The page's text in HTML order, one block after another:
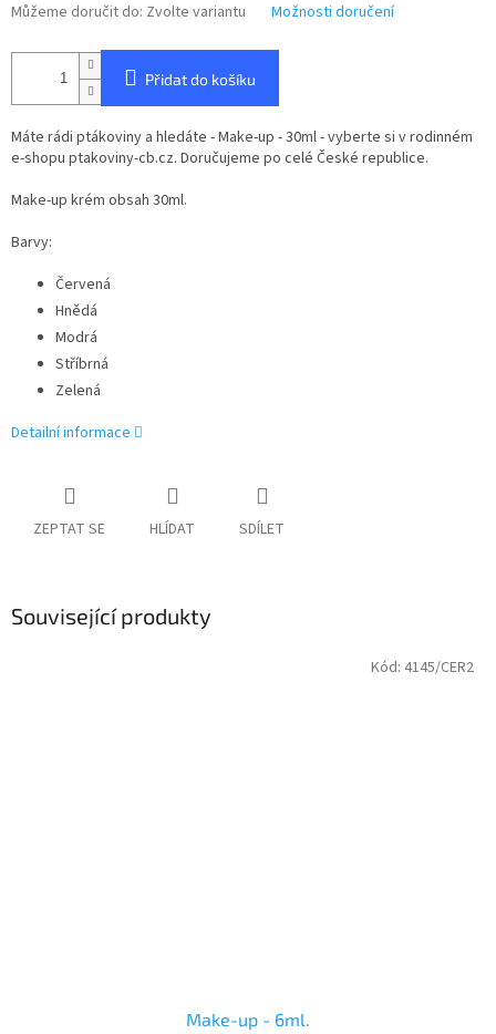
Můžeme doručit do: Zvolte variantu Možnosti doručení
Přidat do košíku
Máte rádi ptákoviny a hledáte - Make-up - 30ml - vyberte si v rodinném
e-shopu ptakoviny-cb.cz. Doručujeme po celé České republice.
Make-up krém obsah 30ml.
Barvy:
Červená
Hnědá
Modrá
Stříbrná
Zelená
Detailní informace
ZEPTAT SE HLÍDAT SDÍLET
Související produkty
Make-up - 6ml.
Kód: 4145/CER2